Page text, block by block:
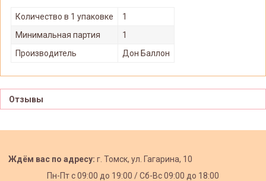
Количество в 1 упаковке
1
Минимальная партия
1
Производитель
Дон Баллон
Отзывы
Ждём вас по адресу: г. Томск, ул. Гагарина, 10
Пн-Пт с09:00 до 19:00 /Сб-Вс 09:00 до 18:00